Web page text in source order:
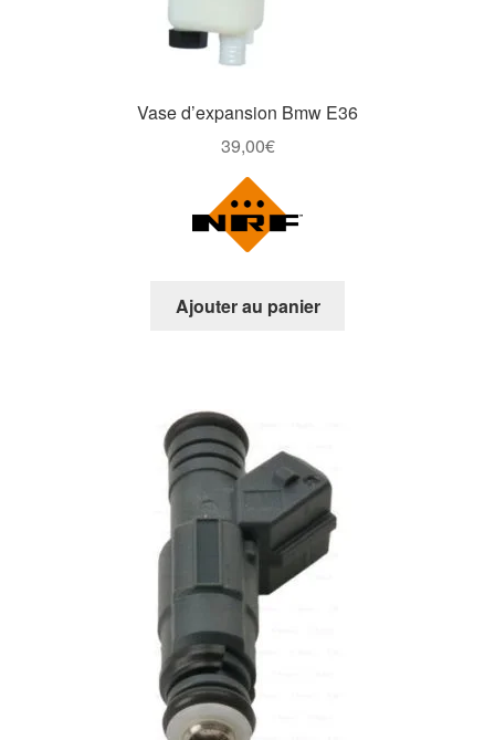
Vase d’expansion Bmw E36
39,00€
Ajouter au panier